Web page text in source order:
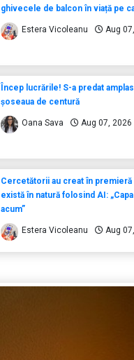
ghivecele de balcon în viață pe
Estera Vicoleanu Aug
Încep lucrările! S-a predat
șoseaua de centură
Oana Sava Aug 07, 2026
Cercetătorii au creat în
există în natură folosind AI:
acum”
Estera Vicoleanu Aug